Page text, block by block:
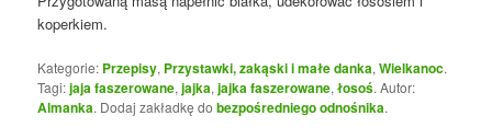
koperkiem.
Kategorie: Przepisy, Przystawki, zakąski i małe danka,Wielkanoc.
Tagi:jaja faszerowane,jajka,jajka faszerowane,łosoś. Autor:
Almanka. Dodaj zakładkę dobezpośredniego odnośnika.